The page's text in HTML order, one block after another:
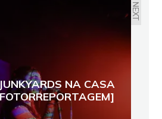
NEXT
NA CASA